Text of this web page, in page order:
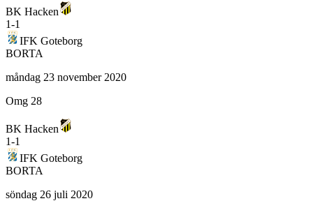
BK Hacken
1-1
IFK Goteborg
BORTA
måndag 23 november 2020
Omg 28
BK Hacken
1-1
IFK Goteborg
BORTA
söndag 26 juli 2020